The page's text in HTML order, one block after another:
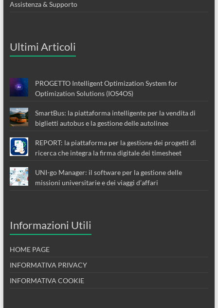
Assistenza & Supporto
Ultimi Articoli
PROGETTO Intelligent Optimization System for
Optimization Solutions (IOS4OS)
SmartBus: la piattaforma intelligente per la vendita di
biglietti autobus e la gestione delle autolinee
REPORT: la piattaforma per la gestione dei progetti di
ricerca che integra la firma digitale dei timesheet
UNI-go Manager: il software per la gestione delle
missioni universitarie e dei viaggi d’affari
Informazioni Utili
HOME PAGE
INFORMATIVA PRIVACY
INFORMATIVA COOKIE